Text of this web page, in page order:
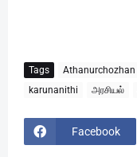
Tags Athanurchozhan
karunanithi
அரசியல்
Facebook